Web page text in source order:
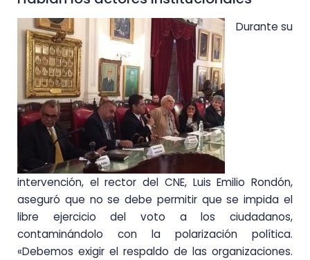
Durante su
intervención, el rector del CNE, Luis Emilio Rondón,
aseguró que no se debe permitir que se impida el
libre ejercicio del voto a los ciudadanos,
contaminándolo con la polarización política.
«Debemos exigir el respaldo de las organizaciones.